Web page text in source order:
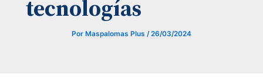
tecnologías
Por Maspalomas Plus /26/03/2024